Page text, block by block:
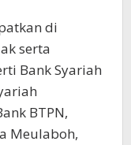
di
serta
Bank Syariah
BTPN,
Meulaboh,